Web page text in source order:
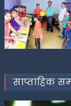
साप्ताहिक